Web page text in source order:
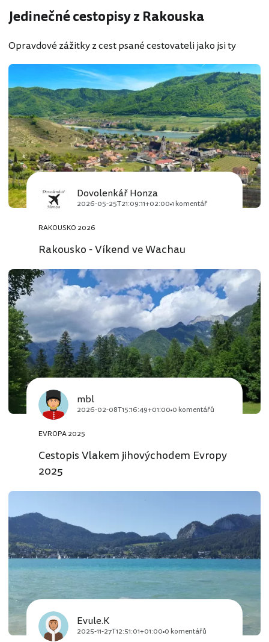
Jedinečné cestopisy z Rakouska
Opravdové zážitky z cest psané cestovateli jako jsi ty
Dovolenkář Honza
2026-05-25T21:09:11+02:00 1 komentář
RAKOUSKO 2026
Rakousko - Víkend ve Wachau
mbl
2026-02-08T15:16:49+01:00 0 komentářů
EVROPA 2025
Cestopis Vlakem jihovýchodem Evropy
2025
Evule.K
2025-11-27T12:51:01+01:00 0 komentářů